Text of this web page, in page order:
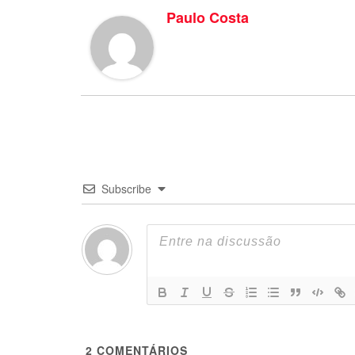
Paulo Costa
Subscribe
2 COMENTÁRIOS